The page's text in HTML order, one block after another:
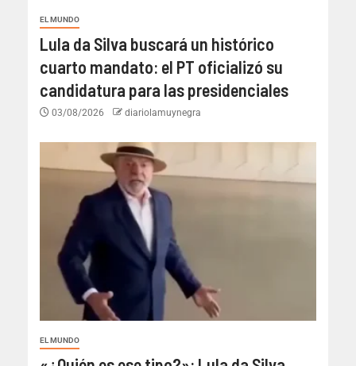
EL MUNDO
Lula da Silva buscará un histórico
cuarto mandato: el PT oficializó su
candidatura para las presidenciales
03/08/2026 diariolamuynegra
EL MUNDO